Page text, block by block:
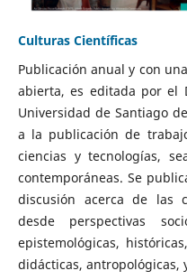
Culturas Científicas
Publicación anual y con
abierta, es editada por el
Universidad de Santiago
a la publicación de
ciencias y tecnologías,
contemporáneas. Se
discusión acerca de las
desde perspectivas
epistemológicas,
didácticas, antropológicas,